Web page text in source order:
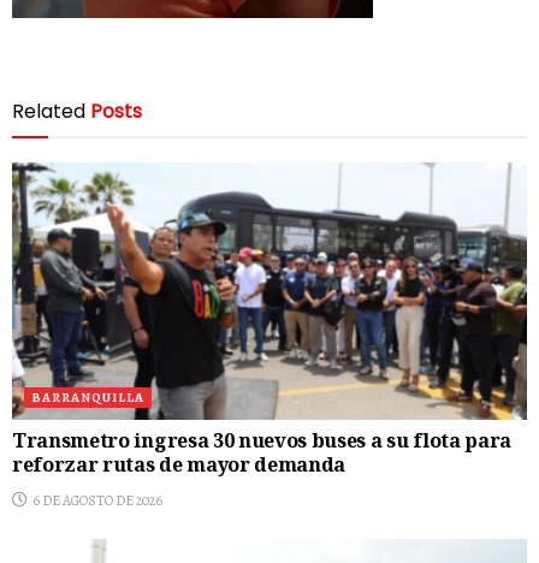
Related Posts
BARRANQUILLA
Transmetro ingresa 30 nuevos buses a su flota para
reforzar rutas de mayor demanda
6 DE AGOSTO DE 2026